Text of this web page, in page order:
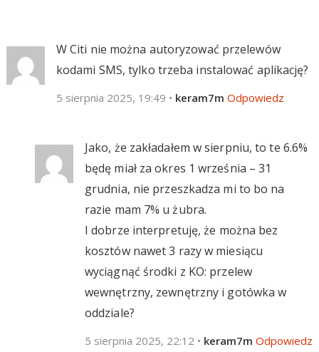
W Citi nie można autoryzować przelewów
kodami SMS, tylko trzeba instalować aplikację?
5 sierpnia 2025, 19:49 • keram7m Odpowiedz
Jako, że zakładałem w sierpniu, to te 6.6%
będę miał za okres 1 września – 31
grudnia, nie przeszkadza mi to bo na
razie mam 7% u żubra.
I dobrze interpretuję, że można bez
kosztów nawet 3 razy w miesiącu
wyciągnąć środki z KO: przelew
wewnętrzny, zewnętrzny i gotówka w
oddziale?
5 sierpnia 2025, 22:12 • keram7m Odpowiedz